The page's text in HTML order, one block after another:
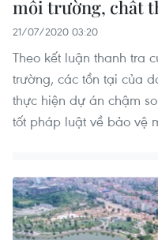
môi trường, chất
21/07/2020 03:20
Theo kết luận thanh tra
trường, các tồn tại của
thực hiện dự án chậm
tốt pháp luật về bảo vệ